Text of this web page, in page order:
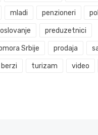
mladi penzioneri
preduzetnici
Srbije prodaja
turizam video